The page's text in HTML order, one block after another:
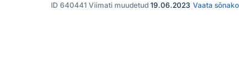
ID 640441 Viimati muudetud 19.06.2023 Vaata